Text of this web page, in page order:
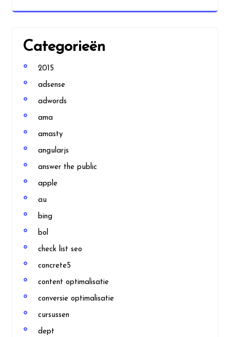
Categorieën
2015
adsense
adwords
ama
amasty
angularjs
answer the public
apple
au
bing
bol
check list seo
concrete5
content optimalisatie
conversie optimalisatie
cursussen
dept